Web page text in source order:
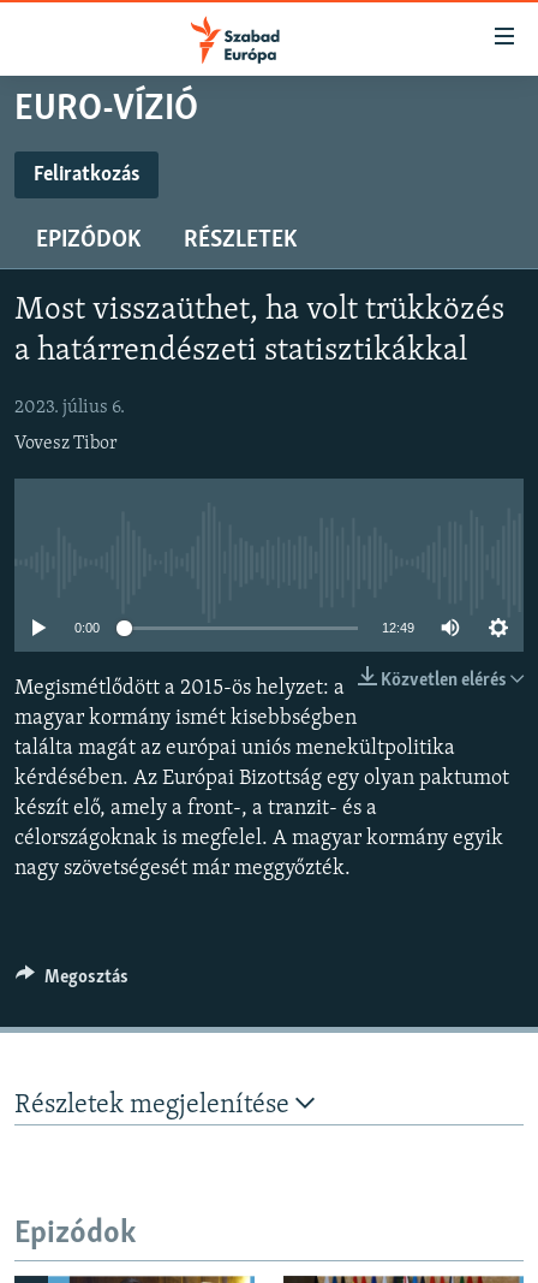
Akadálymentes
Ugrás
fő
oldalra
tartalomjegyzékre
Ugrás
keresésre
AKTUÁLIS
ELEMZŐ
NER15
TÁRSADALOM
DEMOKRÁCIA
KLÍMAVÁLTOZÁS
A MÚLT TANULSÁGAI
KÖVESSEN MINKET!
Valamennyi RFE/RL weboldal
EURO-VÍZIÓ
Feliratkozás
Spotify
Feliratkozás
EPIZÓDOK RÉSZLETEK
Most visszaüthet, ha volt trükközés
a határrendészeti statisztikákkal
2023. július 6.
Vovesz Tibor
0:00 12:49
Közvetlen elérés
Megismétlődött a 2015-ös helyzet: a
magyar kormány ismét kisebbségben
találta magát az európai uniós menekültpolitika
kérdésében. Az Európai Bizottság egy olyan paktumot
készít elő, amely a front-, a tranzit- és a
célországoknak is megfelel. A magyar kormány egyik
nagy szövetségesét már meggyőzték.
Megosztás
Részletek megjelenítése
Epizódok